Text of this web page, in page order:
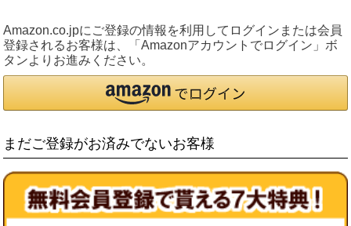
Amazon.co.jpにご登録の情報を利用してログインまたは会員
登録されるお客様は、「Amazonアカウントでログイン」ボ
タンよりお進みください。
まだご登録がお済みでないお客様